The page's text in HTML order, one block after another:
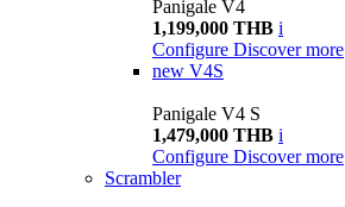
Panigale V4
1,199,000 THB i
Configure Discover more
new V4S
Panigale V4 S
1,479,000 THB i
Configure Discover more
Scrambler